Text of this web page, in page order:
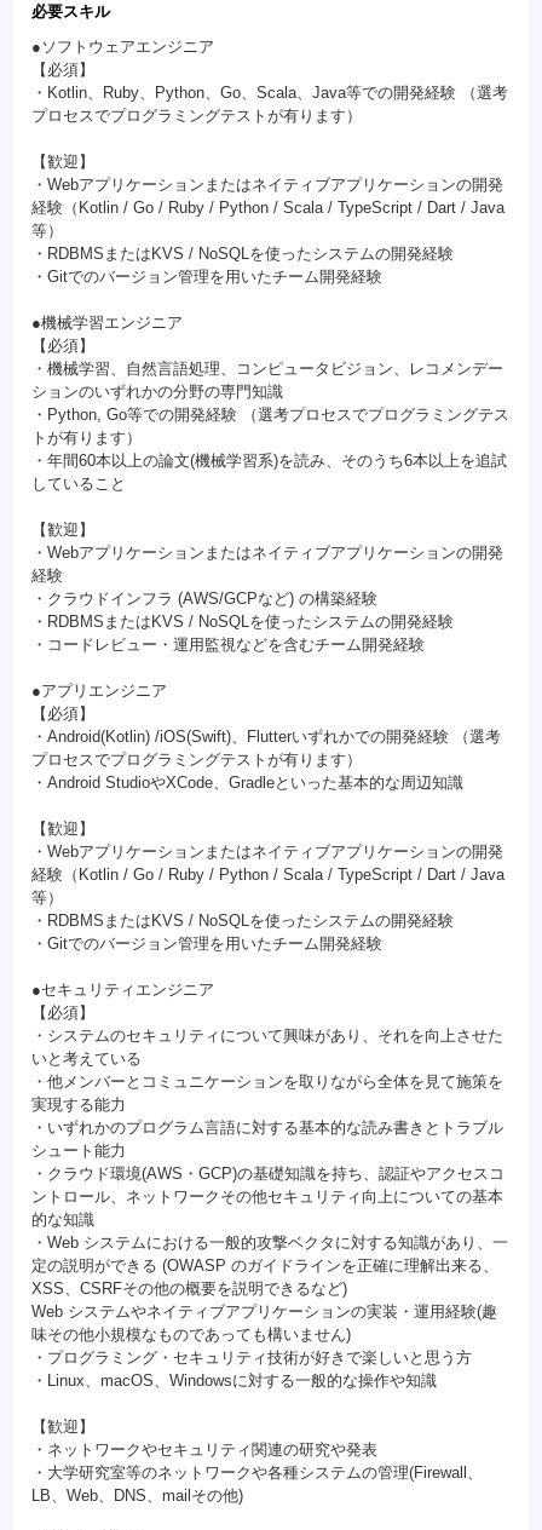
必要スキル
●ソフトウェアエンジニア
【必須】
・Kotlin、Ruby、Python、Go、Scala、Java等での開発経験 （選考
プロセスでプログラミングテストが有ります）
【歓迎】
・Webアプリケーションまたはネイティブアプリケーションの開発
経験（Kotlin / Go / Ruby / Python / Scala / TypeScript / Dart / Java
等）
・RDBMSまたはKVS / NoSQLを使ったシステムの開発経験
・Gitでのバージョン管理を用いたチーム開発経験
●機械学習エンジニア
【必須】
・機械学習、自然言語処理、コンピュータビジョン、レコメンデー
ションのいずれかの分野の専門知識
・Python, Go等での開発経験 （選考プロセスでプログラミングテス
トが有ります）
・年間60本以上の論文(機械学習系)を読み、そのうち6本以上を追試
していること
【歓迎】
・Webアプリケーションまたはネイティブアプリケーションの開発
経験
・クラウドインフラ (AWS/GCPなど) の構築経験
・RDBMSまたはKVS / NoSQLを使ったシステムの開発経験
・コードレビュー・運用監視などを含むチーム開発経験
●アプリエンジニア
【必須】
・Android(Kotlin) /iOS(Swift)、Flutterいずれかでの開発経験 （選考
プロセスでプログラミングテストが有ります）
・Android StudioやXCode、Gradleといった基本的な周辺知識
【歓迎】
・Webアプリケーションまたはネイティブアプリケーションの開発
経験（Kotlin / Go / Ruby / Python / Scala / TypeScript / Dart / Java
等）
・RDBMSまたはKVS / NoSQLを使ったシステムの開発経験
・Gitでのバージョン管理を用いたチーム開発経験
●セキュリティエンジニア
【必須】
・システムのセキュリティについて興味があり、それを向上させた
いと考えている
・他メンバーとコミュニケーションを取りながら全体を見て施策を
実現する能力
・いずれかのプログラム言語に対する基本的な読み書きとトラブル
シュート能力
・クラウド環境(AWS・GCP)の基礎知識を持ち、認証やアクセスコ
ントロール、ネットワークその他セキュリティ向上についての基本
的な知識
・Web システムにおける一般的攻撃ベクタに対する知識があり、一
定の説明ができる (OWASP のガイドラインを正確に理解出来る、
XSS、CSRFその他の概要を説明できるなど)
Web システムやネイティブアプリケーションの実装・運用経験(趣
味その他小規模なものであっても構いません)
・プログラミング・セキュリティ技術が好きで楽しいと思う方
・Linux、macOS、Windowsに対する一般的な操作や知識
【歓迎】
・ネットワークやセキュリティ関連の研究や発表
・大学研究室等のネットワークや各種システムの管理(Firewall、
LB、Web、DNS、mailその他)